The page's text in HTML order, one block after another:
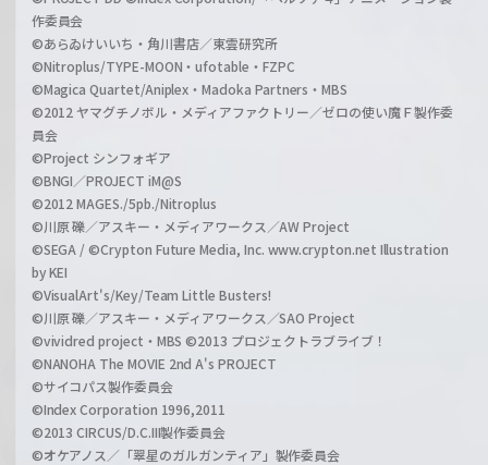
作委員会
©あらゐけいいち・角川書店／東雲研究所
©Nitroplus/TYPE-MOON・ufotable・FZPC
©Magica Quartet/Aniplex・Madoka Partners・MBS
©2012 ヤマグチノボル・メディアファクトリー／ゼロの使い魔Ｆ製作委
員会
©Project シンフォギア
©BNGI／PROJECT iM@S
©2012 MAGES./5pb./Nitroplus
©川原 礫／アスキー・メディアワークス／AW Project
©SEGA / ©Crypton Future Media, Inc. www.crypton.net Illustration
by KEI
©VisualArt's/Key/Team Little Busters!
©川原 礫／アスキー・メディアワークス／SAO Project
©vividred project・MBS ©2013 プロジェクトラブライブ！
©NANOHA The MOVIE 2nd A's PROJECT
©サイコパス製作委員会
©Index Corporation 1996,2011
©2013 CIRCUS/D.C.III製作委員会
©オケアノス／「翠星のガルガンティア」製作委員会